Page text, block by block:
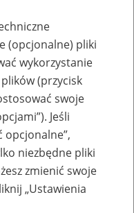
50+
(opcjonalne) pliki
wykorzystanie
(przycisk
swoje
Jeśli
opcjonalne”,
niezbędne pliki
zmienić swoje
„Ustawienia